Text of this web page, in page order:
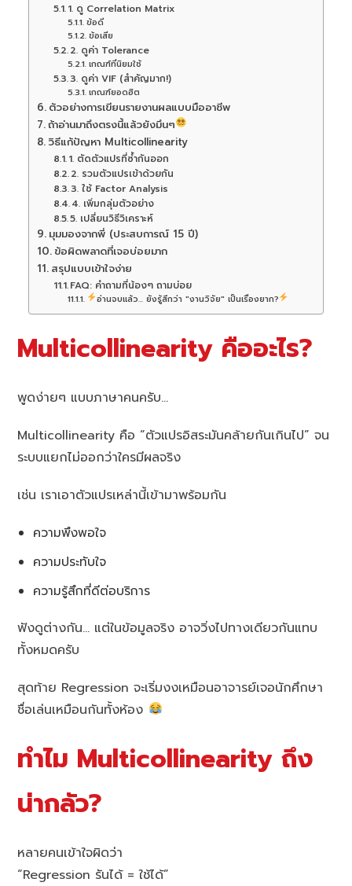
1. ดู Correlation Matrix
ข้อดี
ข้อเสีย
2. ดูค่า Tolerance
เกณฑ์ที่นิยมใช้
3. ดูค่า VIF (สำคัญมาก!)
เกณฑ์ยอดฮิต
ตัวอย่างการเขียนรายงานผลแบบมืออาชีพ
ถ้าอ่านมาถึงตรงนี้แล้วยังมึนๆ
วิธีแก้ปัญหา Multicollinearity
1. ตัดตัวแปรที่ซ้ำกันออก
2. รวมตัวแปรเข้าด้วยกัน
3. ใช้ Factor Analysis
4. เพิ่มกลุ่มตัวอย่าง
5. เปลี่ยนวิธีวิเคราะห์
มุมมองจากพี่ (ประสบการณ์ 15 ปี)
ข้อผิดพลาดที่เจอบ่อยมาก
สรุปแบบเข้าใจง่าย
FAQ: คำถามที่น้องๆ ถามบ่อย
อ่านจบแล้ว... ยังรู้สึกว่า "งานวิจัย" เป็นเรื่องยาก?
Multicollinearity คืออะไร?
พูดง่ายๆ แบบภาษาคนครับ…
Multicollinearity คือ “ตัวแปรอิสระมันคล้ายกันเกินไป” จน
ระบบแยกไม่ออกว่าใครมีผลจริง
เช่น เราเอาตัวแปรเหล่านี้เข้ามาพร้อมกัน
ความพึงพอใจ
ความประทับใจ
ความรู้สึกที่ดีต่อบริการ
ฟังดูต่างกัน… แต่ในข้อมูลจริง อาจวิ่งไปทางเดียวกันแทบ
ทั้งหมดครับ
สุดท้าย Regression จะเริ่มงงเหมือนอาจารย์เจอนักศึกษา
ชื่อเล่นเหมือนกันทั้งห้อง
ทำไม Multicollinearity ถึง
น่ากลัว?
หลายคนเข้าใจผิดว่า
“Regression รันได้ = ใช้ได้”